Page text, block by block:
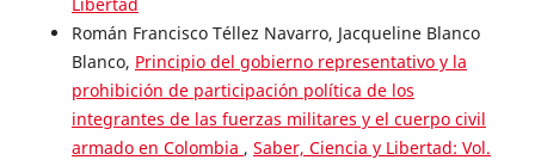
Román Francisco Téllez Navarro, Jacqueline Blanco
Blanco, Principio del gobierno representativo y la
prohibición de participación política de los
integrantes de las fuerzas militares y el cuerpo civil
armado en Colombia , Saber, Ciencia y Libertad: Vol.